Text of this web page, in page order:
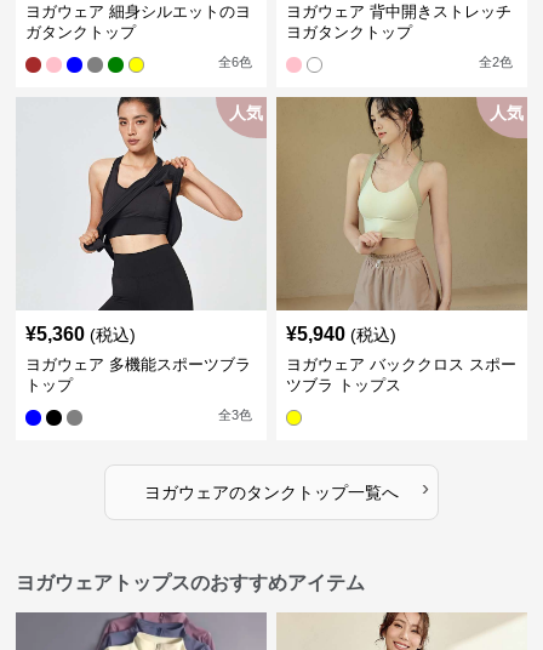
ヨガウェア 細身シルエットのヨ
ガタンクトップ
全6色
ヨガウェア 背中開きストレッチ
ヨガタンクトップ
全2色
人気
¥5,360 (税込)
ヨガウェア 多機能スポーツブラ
トップ
全3色
人気
¥5,940 (税込)
ヨガウェア バッククロス スポー
ツブラ トップス
ヨガウェアのタンクトップ一覧へ ›
ヨガウェアトップスのおすすめアイテム